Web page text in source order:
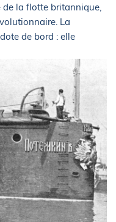
de la flotte britannique,
La
de bord : elle